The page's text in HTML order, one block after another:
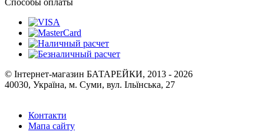
© Інтернет-магазин БАТАРЕЙКИ, 2013 - 2026
40030, Україна, м. Суми, вул. Ільїнська, 27
Контакти
Мапа сайту